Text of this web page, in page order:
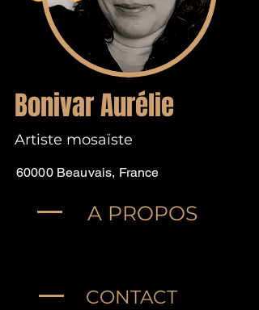
Bonivar Aurélie
Artiste mosaïste
60000 Beauvais, France
A PROPOS
CONTACT